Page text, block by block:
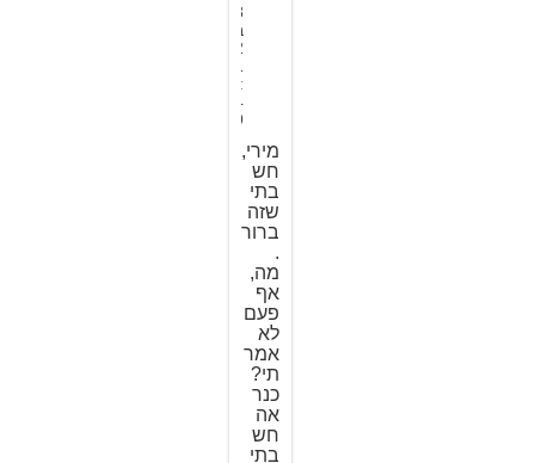
8
ב
2
:
4
9
מירי,
חש
בתי
שזה
ברור
.
מה,
אף
פעם
לא
אמר
תי?
כנר
אה
חש
בתי